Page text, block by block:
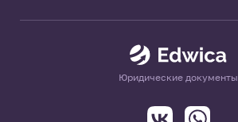
Юридические документы